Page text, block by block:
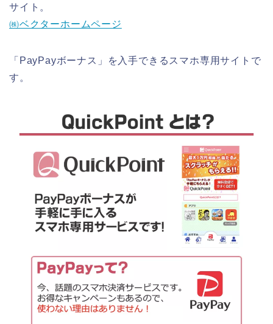
サイト。
㈱ベクターホームページ
「PayPayボーナス」を入手できるスマホ専用サイトで
す。